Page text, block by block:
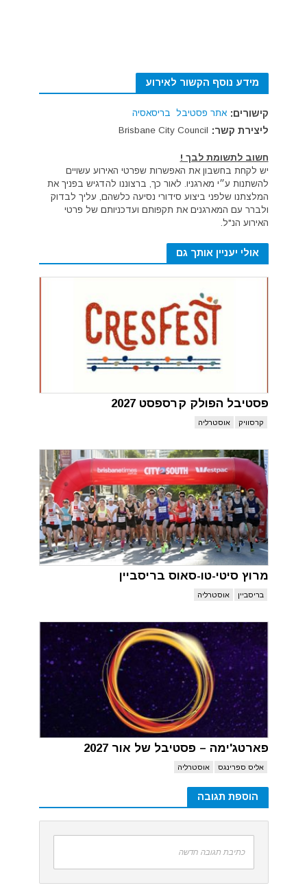
מידע נוסף הקשור לאירוע
קישורים: אתר פסטיבל בריסאסיה
ליצירת קשר: Brisbane City Council
חשוב לתשומת לבך !
יש לקחת בחשבון את האפשרות שפרטי האירוע עשויים
להשתנות ע״י מארגניו. לאור כך, ברצוננו להדגיש בפניך את
המלצתנו שלפני ביצוע סידורי נסיעה כלשהם, עליך לבדוק
ולברר עם המארגנים את תקפותם ועדכניותם של פרטי
האירוע הנ"ל.
אולי יעניין אותך גם
פסטיבל הפולק קרספסט 2027
קרסוויק אוסטרליה
מרוץ סיטי-טו-סאוס בריסביין
בריסביין אוסטרליה
פארטג'ימה – פסטיבל של אור 2027
אליס ספרינגס אוסטרליה
הוספת תגובה
כתיבת תגובה חדשה